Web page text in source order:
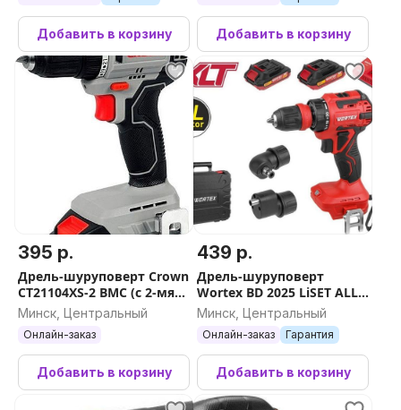
Добавить в корзину Добавить в корзину
395 р.
Дрель-шуруповерт Crown
CT21104XS-2 BMC (с 2-мя
АКБ, кейс)
Минск, Центральный
Онлайн-заказ
Добавить в корзину
439 р.
Дрель-шуруповерт
Wortex BD 2025 LiSET ALL1
XLT 1325844 (с 2-мя АКБ,
Минск, Центральный
Онлайн-заказ Гарантия
Добавить в корзину